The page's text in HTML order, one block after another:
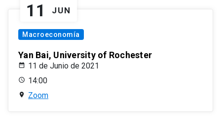
11 JUN
Macroeconomía
Yan Bai, University of Rochester
11 de Junio de 2021
14:00
Zoom